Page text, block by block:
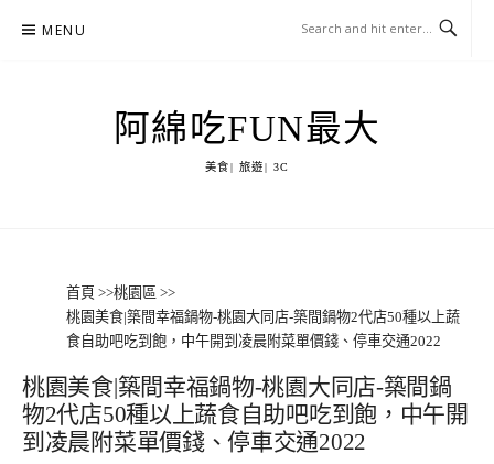
MENU
阿綿吃FUN最大
美食| 旅遊| 3C
首頁 >>桃園區 >>
桃園美食|築間幸福鍋物-桃園大同店-築間鍋物2代店50種以上蔬
食自助吧吃到飽，中午開到凌晨附菜單價錢、停車交通2022
桃園美食|築間幸福鍋物-桃園大同店-築間鍋
物2代店50種以上蔬食自助吧吃到飽，中午開
到凌晨附菜單價錢、停車交通2022